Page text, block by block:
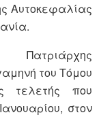
Αυτοκεφαλίας
του Τόμου
τελετής που
στον